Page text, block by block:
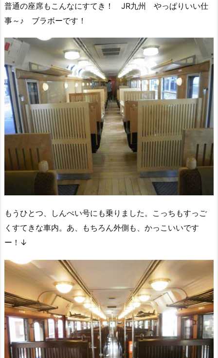
普通の座席もこんなにすてき！ JR九州 やっぱりいい仕
事～♪ ブラボーです！
もうひとつ、しんぺい号にも乗りました。こっちもすっご
くすてきな車内。あ、もちろん外側も、かっこいいです
ー！↓